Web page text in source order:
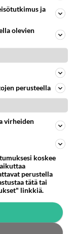
ulosteessa?
ei ne näy
madot
kuukautta.
ollut yöllä
Kommentoi
ja
olevien
perusteella
virheiden
koskee
perustella
tätä tai
linkkiä.